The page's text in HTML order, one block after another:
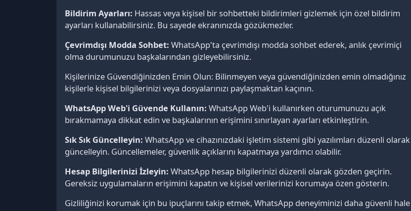
Bildirim Ayarları: Hassas veya kişisel bir sohbetteki bildirimleri gizlemek için özel bildirim
ayarları kullanabilirsiniz. Bu sayede ekranınızda gözükmezler.
Çevrimdışı Modda Sohbet: WhatsApp'ta çevrimdışı modda sohbet ederek, anlık çevrimiçi
olma durumunuzu başkalarından gizleyebilirsiniz.
Kişilerinize Güvendiğinizden Emin Olun: Bilinmeyen veya güvendiğinizden emin olmadığınız
kişilerle kişisel bilgilerinizi veya dosyalarınızı paylaşmaktan kaçının.
WhatsApp Web'i Güvende Kullanın: WhatsApp Web'i kullanırken oturumunuzu açık
bırakmamaya dikkat edin ve başkalarının erişimini sınırlayan ayarları etkinleştirin.
Sık Sık Güncelleyin: WhatsApp ve cihazınızdaki işletim sistemi gibi yazılımları düzenli olarak
güncelleyin. Güncellemeler, güvenlik açıklarını kapatmaya yardımcı olabilir.
Hesap Bilgilerinizi İzleyin: WhatsApp hesap bilgilerinizi düzenli olarak gözden geçirin.
Gereksiz uygulamaların erişimini kapatın ve kişisel verilerinizi korumaya özen gösterin.
Gizliliğinizi korumak için bu ipuçlarını takip etmek, WhatsApp deneyiminizi daha güvenli hale